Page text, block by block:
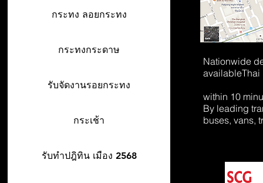
กระทง ลอยกระทง
กระทงกระดาษ
รับจัดงานรอยกระทง
กระเช้า
รับทำปฎิทิน เมือง 2568
Nationwide
availableThai
within 10
By leading
buses, vans,